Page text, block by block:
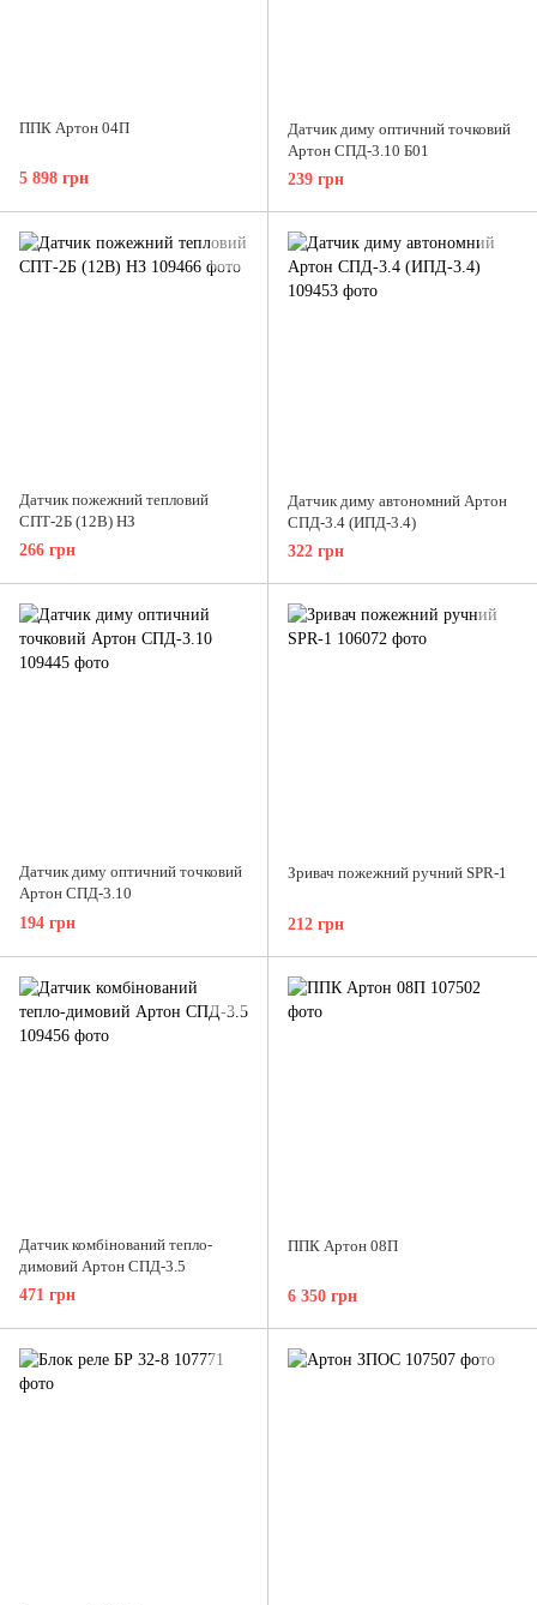
ППК Артон 04П
5 898 грн
Датчик диму оптичний точковий
Артон СПД-3.10 Б01
239 грн
Датчик пожежний тепловий
СПТ-2Б (12В) НЗ
266 грн
Датчик диму автономний Артон
СПД-3.4 (ИПД-3.4)
322 грн
Датчик диму оптичний точковий
Артон СПД-3.10
194 грн
Зривач пожежний ручний SPR-1
212 грн
Датчик комбінований тепло-
димовий Артон СПД-3.5
471 грн
ППК Артон 08П
6 350 грн